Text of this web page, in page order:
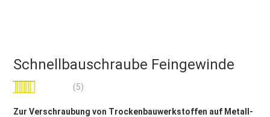
Schnellbauschraube Feingewinde
Bewertung: (5)
Zur Verschraubung von Trockenbauwerkstoffen auf Metall-